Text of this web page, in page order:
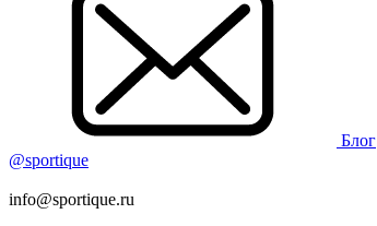
Блог
@sportique
info@sportique.ru